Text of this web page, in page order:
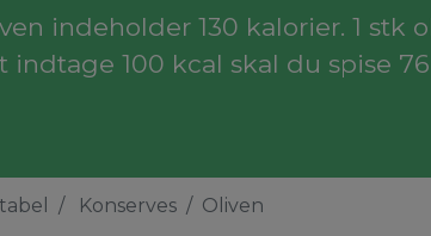
indeholder 130 kalorier. 1 stk
indtage 100 kcal skal du spise
Konserves Oliven